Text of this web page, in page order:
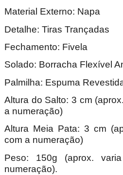
Material Externo: Napa
Detalhe: Tiras Trançadas
Fechamento: Fivela
Solado: Borracha Flexível
Palmilha: Espuma
Altura do Salto: 3 cm
a numeração)
Altura Meia Pata: 3 cm
com a numeração)
Peso: 150g (aprox.
numeração).